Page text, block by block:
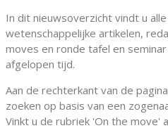
In dit nieuwsoverzicht vindt u
wetenschappelijke artikelen,
moves en ronde tafel en
afgelopen tijd.
Aan de rechterkant van de
zoeken op basis van een
Vinkt u de rubriek 'On the move'